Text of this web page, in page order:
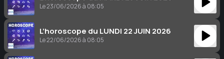
Le 23/06/2026 à 08:05
L’horoscope du LUNDI 22 JUIN 2026
Le 22/06/2026 à 08:05